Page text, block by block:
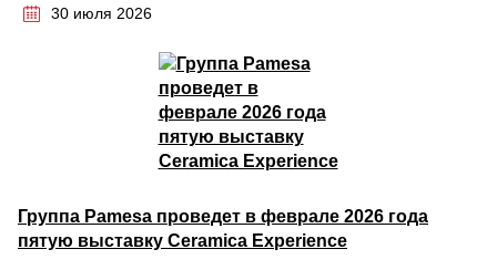
30 июля 2026
Группа Pamesa проведет в феврале 2026 года
пятую выставку Ceramica Experience